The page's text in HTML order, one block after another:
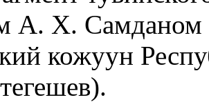
А. Х. Самданом
кожуун